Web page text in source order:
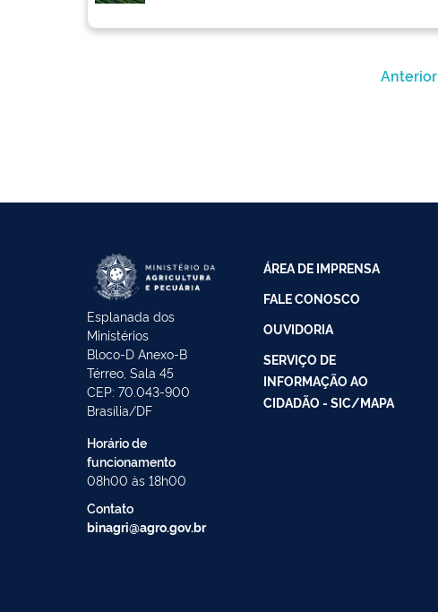
Anterior
Esplanada dos
Ministérios
Bloco-D Anexo-B
Térreo, Sala 45
CEP: 70.043-900
Brasília/DF
Horário de
funcionamento
08h00 às 18h00
Contato
binagri@agro.gov.br
ÁREA DE IMPRENSA
FALE CONOSCO
OUVIDORIA
SERVIÇO DE
INFORMAÇÃO AO
CIDADÃO - SIC/MAPA